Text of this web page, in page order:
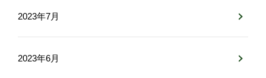
2023年7月
2023年6月